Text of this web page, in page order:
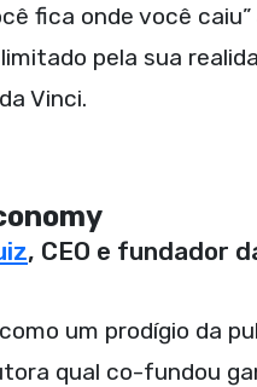
fica onde você
pela sua
Vinci.
, CEO e fundador
um prodígio da
qual co-fundou